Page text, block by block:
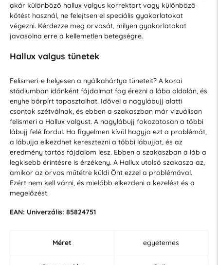
akár különböző hallux valgus korrektort vagy különböző
kötést használ, ne felejtsen el speciális gyakorlatokat
végezni. Kérdezze meg orvosát, milyen gyakorlatokat
javasolna erre a kellemetlen betegségre.
Hallux valgus tünetek
Felismeri-e helyesen a nyálkahártya tüneteit? A korai
stádiumban időnként fájdalmat fog érezni a lába oldalán, és
enyhe bőrpírt tapasztalhat. Idővel a nagylábujj alatti
csontok szétválnak, és ebben a szakaszban már vizuálisan
felismeri a Hallux valgust. A nagylábujj fokozatosan a többi
lábujj felé fordul. Ha figyelmen kívül hagyja ezt a problémát,
a lábujja elkezdhet keresztezni a többi lábujjat, és az
eredmény tartós fájdalom lesz. Ebben a szakaszban a láb a
legkisebb érintésre is érzékeny. A Hallux utolsó szakasza az,
amikor az orvos műtétre küldi Önt ezzel a problémával.
Ezért nem kell várni, és mielőbb elkezdeni a kezelést és a
megelőzést.
EAN: Univerzális: 85824751
Méret egyetemes